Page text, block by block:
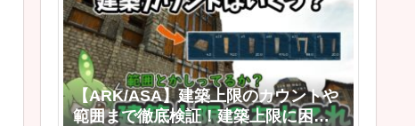
【ARK/ASA】建築上限のカウントや
範囲まで徹底検証！建築上限に困ら